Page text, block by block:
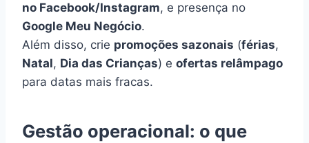
no Facebook/Instagram, e presença no
Google Meu Negócio.
Além disso, crie promoções sazonais (férias,
Natal, Dia das Crianças) e ofertas relâmpago
para datas mais fracas.
Gestão operacional: o que